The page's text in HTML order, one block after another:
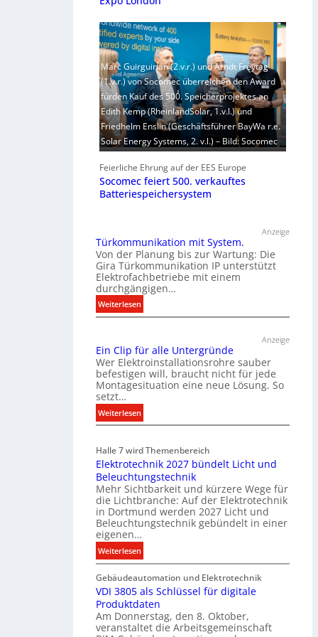
Marc Guirguirian (2.v.r.) und Arndt Freytag
(1.v.r.) von Socomec überreichen den Award
fürden Kauf des 500. Speicherprojektes an
Edith Kemp (RheinlandSolar, 1.v.l.) und
Friedhelm Enslin (Geschäftsführer BayWa r.e.
Solar Energy Systems, 2. v.l.) – Bild: Socomec
Feierliche Ehrung auf der EES Europe
Socomec feiert 500. verkauftes
Batteriespeichersystem
Anzeige
Türkommunikation mit System.
Von der Planung bis zur Wartung: Die
Gira Türkommunikation IP unterstützt
Elektrofachbetriebe mit einem
durchgängigen…
Weiterlesen:
T
r
k
o
m
u
n
k
a
t
i
o
n
t
S
y
s
t
e
Anzeige
Ein Clip für alle Untergründe
Wer Elektroinstallationsrohre sauber
befestigen will, braucht nicht für jede
Montagesituation eine neue Lösung. So
setzt…
Weiterlesen:
E
n
C
l
i
p
f
a
l
e
U
n
Halle 7 wird Themenbereich
Elektrotechnik 2027 bündelt Licht und
Beleuchtungstechnik
Mehr Sichtbarkeit und kürzere Wege für
die Lichtbranche: Auf der Elektrotechnik
in Dortmund werden 2027 Licht und
Beleuchtungstechnik gebündelt in einer
eigenen…
Weiterlesen:
E
l
e
k
t
r
Gebäudeautomation und Elektrotechnik
VDI 3805 als Schlüssel für digitale
Produktdaten
Am Donnerstag, den 8. Oktober,
veranstaltet die Arbeitsgemeinschaft